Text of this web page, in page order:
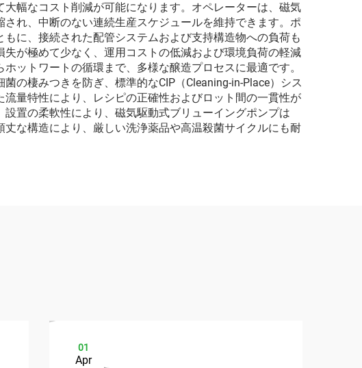
幅なコスト削減が可能になります。オペレーターは、磁気
れ、中断のない連続生産スケジュールを維持できます。ポ
に、接続された配管システムおよび支持構造物への負荷も
が極めて少なく、運用コストの低減および環境負荷の軽減
ットワートの循環まで、多様な醸造プロセスに最適です。
の棲みつきを防ぎ、標準的なCIP（Cleaning-in-Place）シス
量特性により、レシピの正確性およびロット間の一貫性が
置の柔軟性により、磁気駆動式ブリューイングポンプは
な構造により、厳しい洗浄薬品や高温殺菌サイクルにも耐
01
Apr